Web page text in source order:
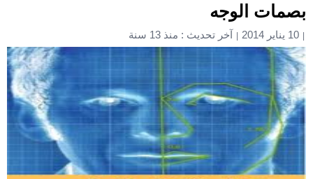
بصمات الوجه
10 يناير 2014 آخر تحديث : منذ 13 سنة